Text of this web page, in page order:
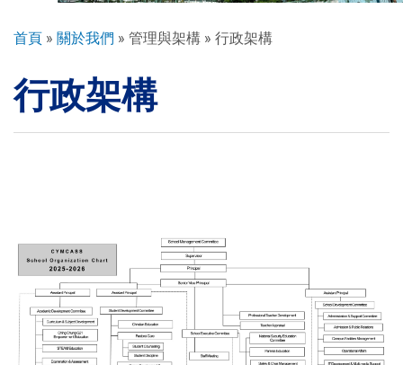
導
連
結
首頁 關於我們 管理與架構 行政架構
行政架構